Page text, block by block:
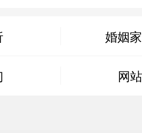
（不闲聊） 通过此页面咨询，已获得专属情感方案
川 通过此页面咨询，已获得专属情感方案
婚姻
网